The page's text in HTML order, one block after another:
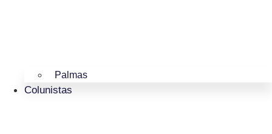
Palmas
Colunistas